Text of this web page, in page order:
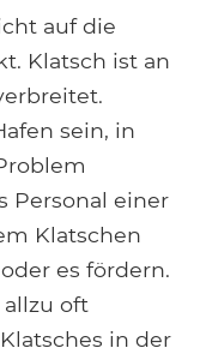
auf die
Klatsch ist an
sein, in
Personal einer
Klatschen
es fördern.
allzu oft
in der